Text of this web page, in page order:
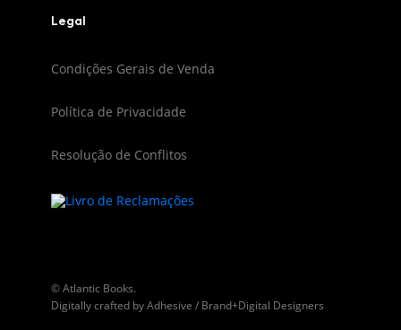
Legal
Condições Gerais de Venda
Política de Privacidade
Resolução de Conflitos
© Atlantic Books.
Digitally crafted byAdhesive / Brand+Digital Designers